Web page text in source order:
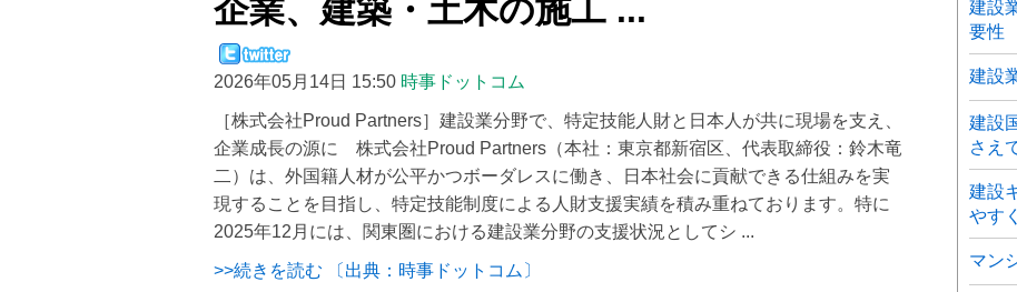
企業、建築・土木の施工 ...
2026年05月14日 15:50 時事ドットコム
［株式会社Proud Partners］建設業分野で、特定技能人財と日本人が共に現場を支え、
企業成長の源に 株式会社Proud Partners（本社：東京都新宿区、代表取締役：鈴木竜
二）は、外国籍人材が公平かつボーダレスに働き、日本社会に貢献できる仕組みを実
現することを目指し、特定技能制度による人財支援実績を積み重ねております。特に
2025年12月には、関東圏における建設業分野の支援状況としてシ ...
>>続きを読む 〔出典：時事ドットコム〕
建設
要性
建設
建設
さえ
建設
やす
マン